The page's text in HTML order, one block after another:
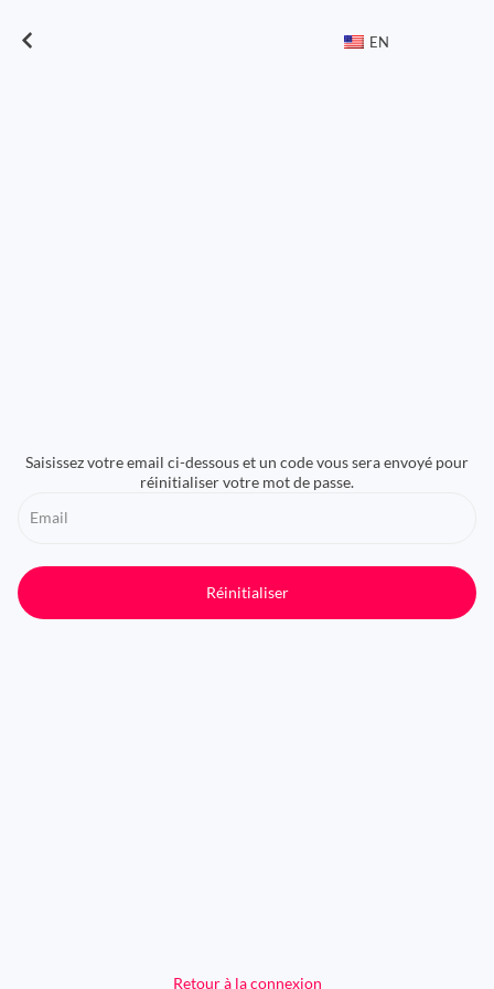
EN
Saisissez votre email ci-dessous et un code vous sera envoyé pour
réinitialiser votre mot de passe.
Email
Réinitialiser
Retour à la connexion